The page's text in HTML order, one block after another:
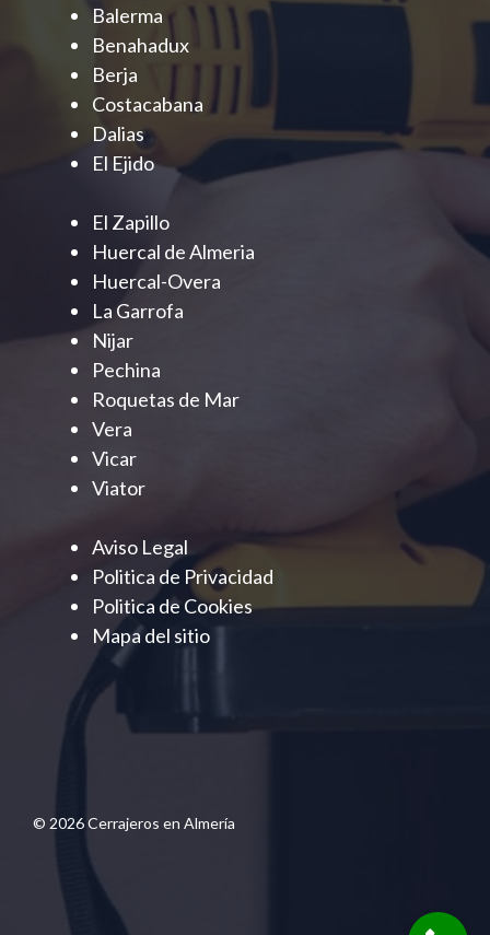
Balerma
Benahadux
Berja
Costacabana
Dalias
El Ejido
El Zapillo
Huercal de Almeria
Huercal-Overa
La Garrofa
Nijar
Pechina
Roquetas de Mar
Vera
Vicar
Viator
Aviso Legal
Politica de Privacidad
Politica de Cookies
Mapa del sitio
© 2026 Cerrajeros en Almería